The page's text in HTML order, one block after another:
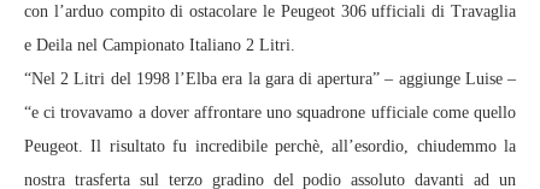
con l’arduo compito di ostacolare le Peugeot 306 ufficiali di Travaglia
e Deila nel Campionato Italiano 2 Litri.
“Nel 2 Litri del 1998 l’Elba era la gara di apertura” – aggiunge Luise –
“e ci trovavamo a dover affrontare uno squadrone ufficiale come quello
Peugeot. Il risultato fu incredibile perchè, all’esordio, chiudemmo la
nostra trasferta sul terzo gradino del podio assoluto davanti ad un